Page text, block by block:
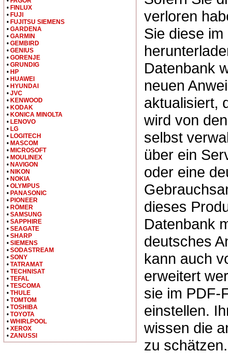
verloren
Sie diese
Datenbank
neuen
aktualisiert,
wird von
selbst
über ein
oder eine
dieses
Datenbank
deutsches
kann auch
erweitert
sie im PDF-
einstellen.
wissen die
zu schätzen.
• FINLUX
• FUJI
• FUJITSU SIEMENS
• GARDENA
• GARMIN
• GEMBIRD
• GENIUS
• GORENJE
• GRUNDIG
• HP
• HUAWEI
• HYUNDAI
• JVC
• KENWOOD
• KODAK
• KONICA MINOLTA
• LENOVO
• LG
• LOGITECH
• MASCOM
• MICROSOFT
• MOULINEX
• NAVIGON
• NIKON
• NOKIA
• OLYMPUS
• PANASONIC
• PIONEER
• RÖMER
• SAMSUNG
• SAPPHIRE
• SEAGATE
• SHARP
• SIEMENS
• SODASTREAM
• SONY
• TATRAMAT
• TECHNISAT
• TEFAL
• TESCOMA
• THULE
• TOMTOM
• TOSHIBA
• TOYOTA
• WHIRLPOOL
• XEROX
• ZANUSSI